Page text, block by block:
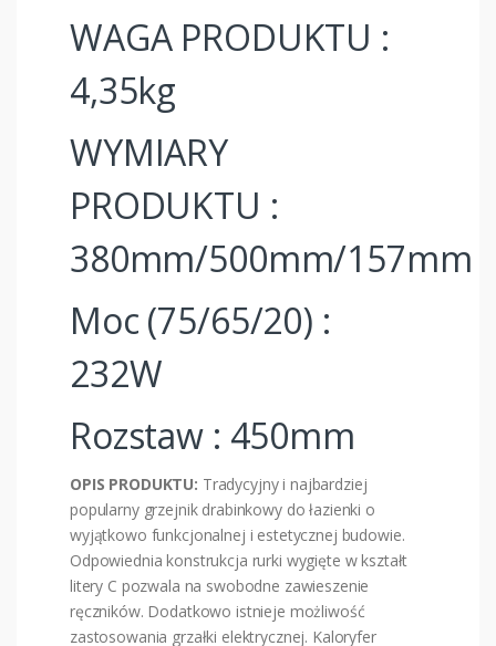
WAGA PRODUKTU :
4,35kg
WYMIARY
PRODUKTU :
380mm/500mm/157mm
Moc (75/65/20) :
232W
Rozstaw : 450mm
OPIS PRODUKTU: Tradycyjny i najbardziej
popularny grzejnik drabinkowy do łazienki o
wyjątkowo funkcjonalnej i estetycznej budowie.
Odpowiednia konstrukcja rurki wygięte w kształt
litery C pozwala na swobodne zawieszenie
ręczników. Dodatkowo istnieje możliwość
zastosowania grzałki elektrycznej. Kaloryfer